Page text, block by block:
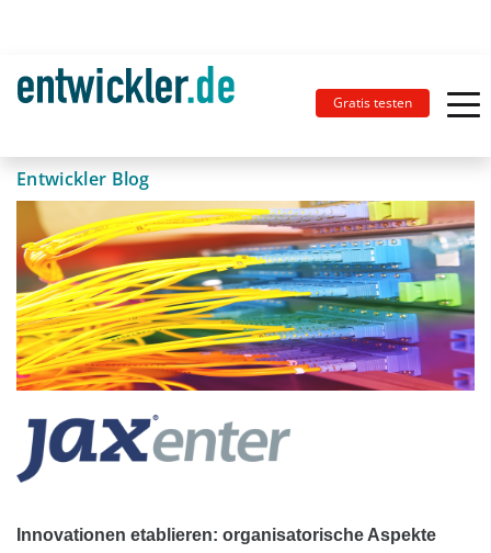
Gratis testen
Entwickler Blog
Innovationen etablieren: organisatorische Aspekte